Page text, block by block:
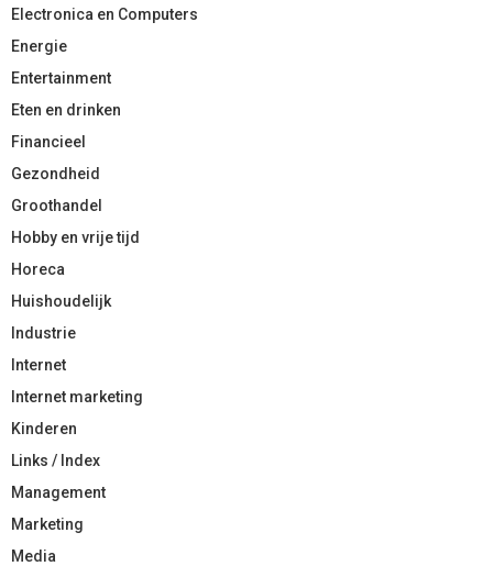
Electronica en Computers
Energie
Entertainment
Eten en drinken
Financieel
Gezondheid
Groothandel
Hobby en vrije tijd
Horeca
Huishoudelijk
Industrie
Internet
Internet marketing
Kinderen
Links / Index
Management
Marketing
Media